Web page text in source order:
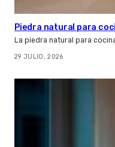
Piedra natural para
La piedra natural para
29 JULIO, 2026